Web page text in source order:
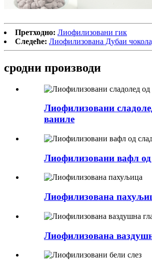
Претходно: Лиофилизовани гик
Следеће: Лиофилизована Дубаи
сродни производи
Лиофилизовани
ваниле
Лиофилизовани вафл од
Лиофилизована
Лиофилизована